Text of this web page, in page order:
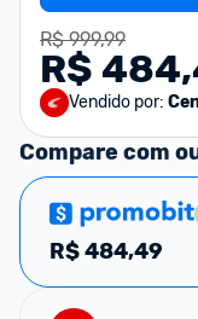
R$ 999,99
R$
Vendido por:
Compare com
R$484,49